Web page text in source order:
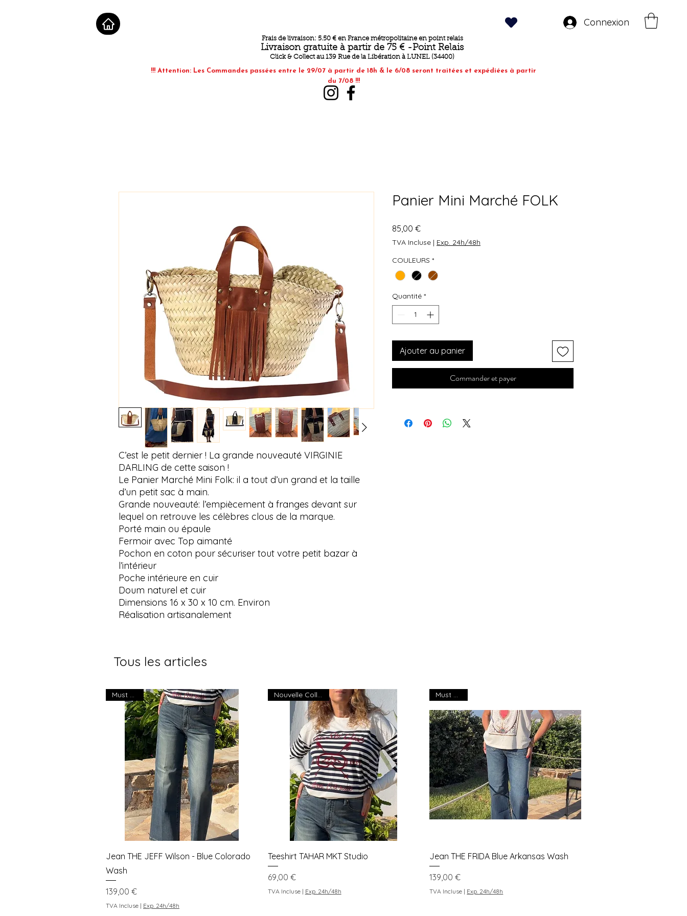
Connexion
Frais de livraison: 5.50 € en France métropolitaine en point relais
Livraison gratuite à partir de 75 € -Point Relais
Click & Collect au 139 Rue de la Libération à LUNEL (34400)
!!! Attention: Les Commandes passées entre le 29/07 à partir de 18h & le 6/08 seront traitées et expédiées à partir
du 7/08 !!!
C’est le petit dernier ! La grande nouveauté VIRGINIE
DARLING de cette saison !
Le Panier Marché Mini Folk: il a tout d’un grand et la taille
d’un petit sac à main.
Grande nouveauté: l’empiècement à franges devant sur
lequel on retrouve les célèbres clous de la marque.
Porté main ou épaule
Fermoir avec Top aimanté
Pochon en coton pour sécuriser tout votre petit bazar à
l’intérieur
Poche intérieure en cuir
Doum naturel et cuir
Dimensions 16 x 30 x 10 cm. Environ
Réalisation artisanalement
Panier Mini Marché FOLK
85,00 €Prix
TVA Incluse | Exp. 24h/48h
COULEURS *
Quantité *
Ajouter au panier
Commander et payer
Tous les articles
Aperçu rapide
Must Have
Jean THE JEFF Wilson - Blue Colorado
Wash
Prix
139,00 €
TVA Incluse | Exp. 24h/48h
Aperçu rapide
Nouvelle Collection
Teeshirt TAHAR MKT Studio
Prix
69,00 €
TVA Incluse| Exp. 24h/48h
Aperçu rapide
Must Have
Jean THE FRIDA Blue Arkansas Wash
Prix
139,00 €
TVA Incluse | Exp. 24h/48h